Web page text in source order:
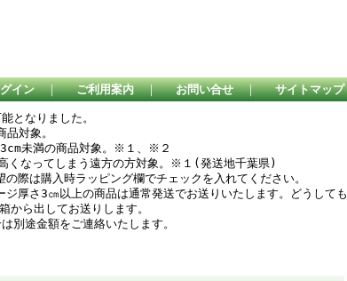
イン ｜ ご利用案内 ｜ お問い合せ ｜ サイトマップ
となりました。
未満の商品対象。
未満の商品対象。※１、※２
くなってしまう遠方の方対象。※１(発送地千葉県)
際は購入時ラッピング欄でチェックを入れてください。
厚さ3㎝以上の商品は通常発送でお送りいたします。どうしても
から出してお送りします。
別途金額をご連絡いたします。